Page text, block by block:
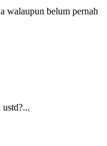
walaupun belum pernah
ustd?...